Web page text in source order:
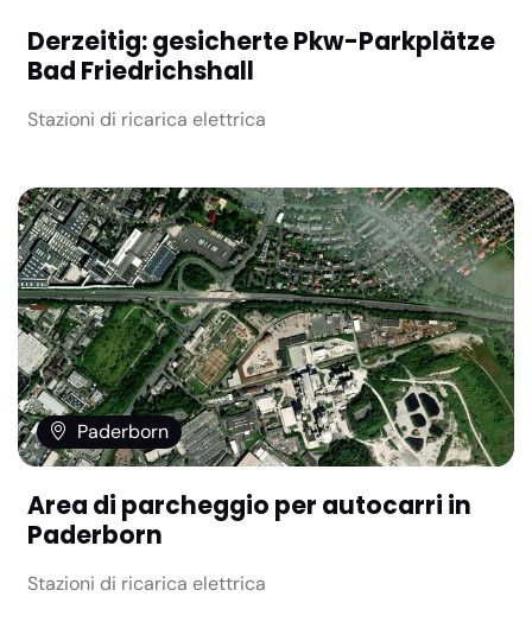
Derzeitig: gesicherte Pkw-Parkplätze
Bad Friedrichshall
Stazioni di ricarica elettrica
Paderborn
Area di parcheggio per autocarri in
Paderborn
Stazioni di ricarica elettrica